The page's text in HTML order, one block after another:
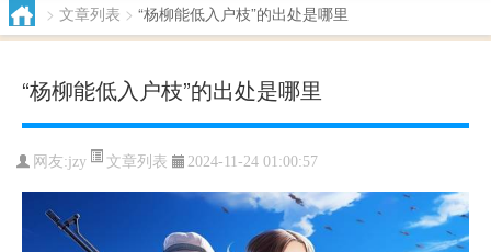
> 文章列表 > “杨柳能低入户枝”的出处是哪里
“杨柳能低入户枝”的出处是哪里
网友:jzy 文章列表 2024-11-24 01:00:57